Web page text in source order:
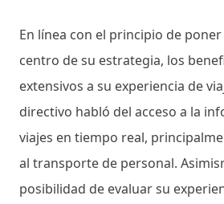
En línea con el principio de
centro de su estrategia, los
extensivos a su experiencia de
directivo habló del acceso a la
viajes en tiempo real,
al transporte de personal.
posibilidad de evaluar su